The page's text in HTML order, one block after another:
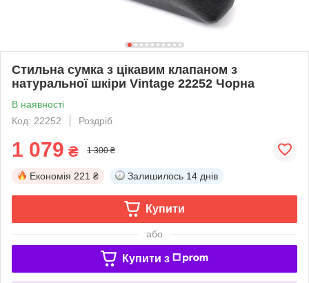
Стильна сумка з цікавим клапаном з
натуральної шкіри Vintage 22252 Чорна
В наявності
Код: 22252
Роздріб
1 079 ₴ 1 300 ₴
Економія 221 ₴ Залишилось 14 днів
Купити
або
Купити з